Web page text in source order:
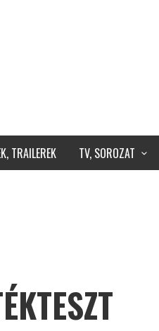
TRAILEREK TV, SOROZAT